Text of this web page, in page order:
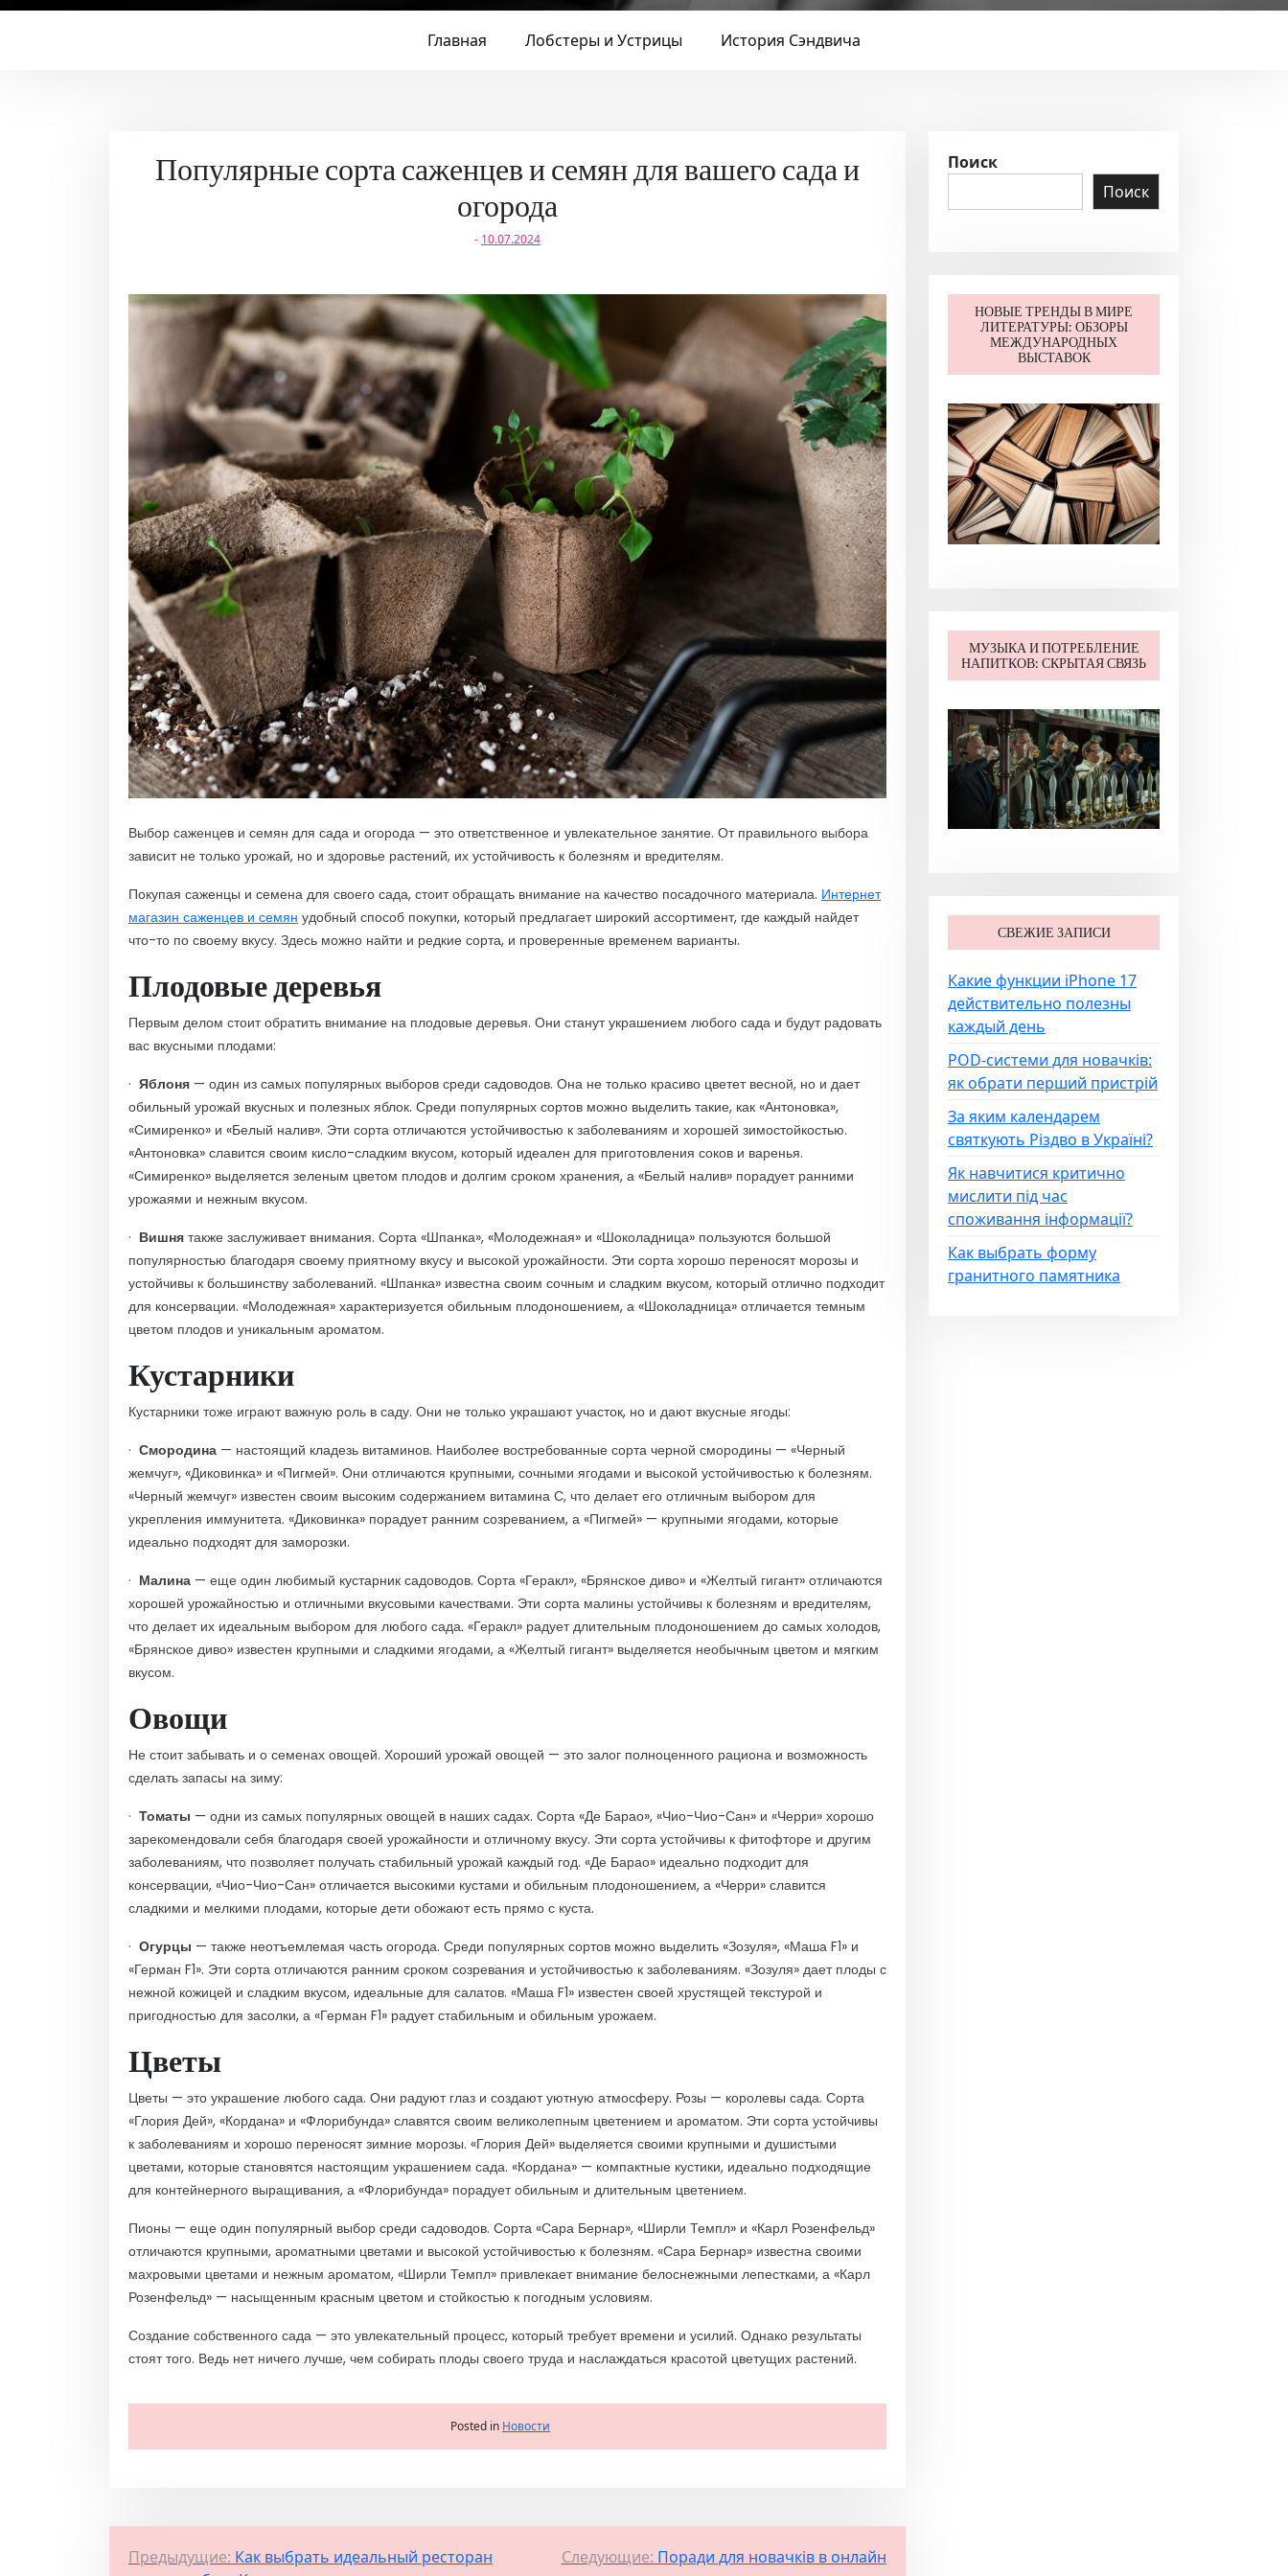
Главная Лобстеры и Устрицы История Сэндвича
Популярные сорта саженцев и семян для вашего сада и
огорода
- 10.07.2024
Выбор саженцев и семян для сада и огорода — это ответственное и увлекательное занятие. От правильного выбора
зависит не только урожай, но и здоровье растений, их устойчивость к болезням и вредителям.
Покупая саженцы и семена для своего сада, стоит обращать внимание на качество посадочного материала. Интернет
магазин саженцев и семян удобный способ покупки, который предлагает широкий ассортимент, где каждый найдет
что-то по своему вкусу. Здесь можно найти и редкие сорта, и проверенные временем варианты.
Плодовые деревья
Первым делом стоит обратить внимание на плодовые деревья. Они станут украшением любого сада и будут радовать
вас вкусными плодами:
· Яблоня — один из самых популярных выборов среди садоводов. Она не только красиво цветет весной, но и дает
обильный урожай вкусных и полезных яблок. Среди популярных сортов можно выделить такие, как «Антоновка»,
«Симиренко» и «Белый налив». Эти сорта отличаются устойчивостью к заболеваниям и хорошей зимостойкостью.
«Антоновка» славится своим кисло-сладким вкусом, который идеален для приготовления соков и варенья.
«Симиренко» выделяется зеленым цветом плодов и долгим сроком хранения, а «Белый налив» порадует ранними
урожаями и нежным вкусом.
· Вишня также заслуживает внимания. Сорта «Шпанка», «Молодежная» и «Шоколадница» пользуются большой
популярностью благодаря своему приятному вкусу и высокой урожайности. Эти сорта хорошо переносят морозы и
устойчивы к большинству заболеваний. «Шпанка» известна своим сочным и сладким вкусом, который отлично подходит
для консервации. «Молодежная» характеризуется обильным плодоношением, а «Шоколадница» отличается темным
цветом плодов и уникальным ароматом.
Кустарники
Кустарники тоже играют важную роль в саду. Они не только украшают участок, но и дают вкусные ягоды:
· Смородина — настоящий кладезь витаминов. Наиболее востребованные сорта черной смородины — «Черный
жемчуг», «Диковинка» и «Пигмей». Они отличаются крупными, сочными ягодами и высокой устойчивостью к болезням.
«Черный жемчуг» известен своим высоким содержанием витамина С, что делает его отличным выбором для
укрепления иммунитета. «Диковинка» порадует ранним созреванием, а «Пигмей» — крупными ягодами, которые
идеально подходят для заморозки.
· Малина — еще один любимый кустарник садоводов. Сорта «Геракл», «Брянское диво» и «Желтый гигант» отличаются
хорошей урожайностью и отличными вкусовыми качествами. Эти сорта малины устойчивы к болезням и вредителям,
что делает их идеальным выбором для любого сада. «Геракл» радует длительным плодоношением до самых холодов,
«Брянское диво» известен крупными и сладкими ягодами, а «Желтый гигант» выделяется необычным цветом и мягким
вкусом.
Овощи
Не стоит забывать и о семенах овощей. Хороший урожай овощей — это залог полноценного рациона и возможность
сделать запасы на зиму:
· Томаты — одни из самых популярных овощей в наших садах. Сорта «Де Барао», «Чио-Чио-Сан» и «Черри» хорошо
зарекомендовали себя благодаря своей урожайности и отличному вкусу. Эти сорта устойчивы к фитофторе и другим
заболеваниям, что позволяет получать стабильный урожай каждый год. «Де Барао» идеально подходит для
консервации, «Чио-Чио-Сан» отличается высокими кустами и обильным плодоношением, а «Черри» славится
сладкими и мелкими плодами, которые дети обожают есть прямо с куста.
· Огурцы — также неотъемлемая часть огорода. Среди популярных сортов можно выделить «Зозуля», «Маша F1» и
«Герман F1». Эти сорта отличаются ранним сроком созревания и устойчивостью к заболеваниям. «Зозуля» дает плоды с
нежной кожицей и сладким вкусом, идеальные для салатов. «Маша F1» известен своей хрустящей текстурой и
пригодностью для засолки, а «Герман F1» радует стабильным и обильным урожаем.
Цветы
Цветы — это украшение любого сада. Они радуют глаз и создают уютную атмосферу. Розы — королевы сада. Сорта
«Глория Дей», «Кордана» и «Флорибунда» славятся своим великолепным цветением и ароматом. Эти сорта устойчивы
к заболеваниям и хорошо переносят зимние морозы. «Глория Дей» выделяется своими крупными и душистыми
цветами, которые становятся настоящим украшением сада. «Кордана» — компактные кустики, идеально подходящие
для контейнерного выращивания, а «Флорибунда» порадует обильным и длительным цветением.
Пионы — еще один популярный выбор среди садоводов. Сорта «Сара Бернар», «Ширли Темпл» и «Карл Розенфельд»
отличаются крупными, ароматными цветами и высокой устойчивостью к болезням. «Сара Бернар» известна своими
махровыми цветами и нежным ароматом, «Ширли Темпл» привлекает внимание белоснежными лепестками, а «Карл
Розенфельд» — насыщенным красным цветом и стойкостью к погодным условиям.
Создание собственного сада — это увлекательный процесс, который требует времени и усилий. Однако результаты
стоят того. Ведь нет ничего лучше, чем собирать плоды своего труда и наслаждаться красотой цветущих растений.
Posted in Новости
Н
Предыдущие: Как выбрать идеальный ресторан
Следующие: Поради для новачків в онлайн
Поиск
Поиск
НОВЫЕ ТРЕНДЫ В МИРЕ
ЛИТЕРАТУРЫ: ОБЗОРЫ
МЕЖДУНАРОДНЫХ
ВЫСТАВОК
МУЗЫКА И ПОТРЕБЛЕНИЕ
НАПИТКОВ: СКРЫТАЯ СВЯЗЬ
СВЕЖИЕ ЗАПИСИ
Какие функции iPhone 17
действительно полезны
каждый день
POD-системи для новачків:
як обрати перший пристрій
За яким календарем
святкують Різдво в Україні?
Як навчитися критично
мислити під час
споживання інформації?
Как выбрать форму
гранитного памятника